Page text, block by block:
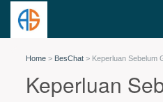
Home > BesChat > Keperluan Sebelum
Keperluan